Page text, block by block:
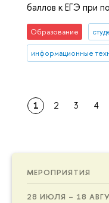
МЕРОПРИЯТИЯ
28 ИЮЛЯ – 18
баллов к ЕГЭ при
Образование
информационные
1 2 3 4